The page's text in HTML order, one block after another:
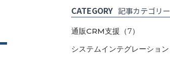
CATEGORY 記事カテゴリー
通販CRM支援 （7）
システムインテグレーション